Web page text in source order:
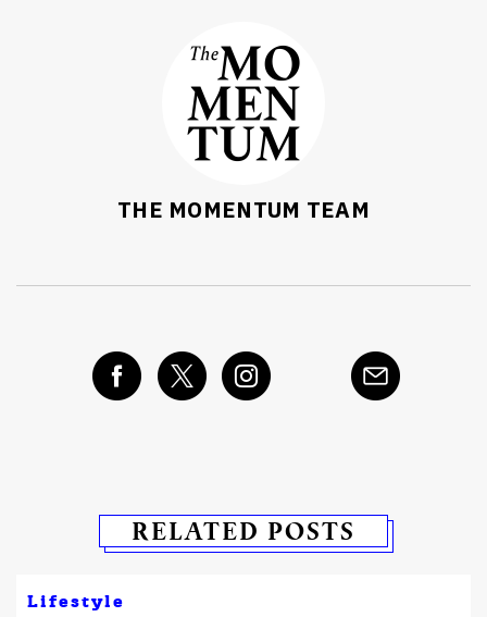
THE MOMENTUM TEAM
RELATED POSTS
Lifestyle